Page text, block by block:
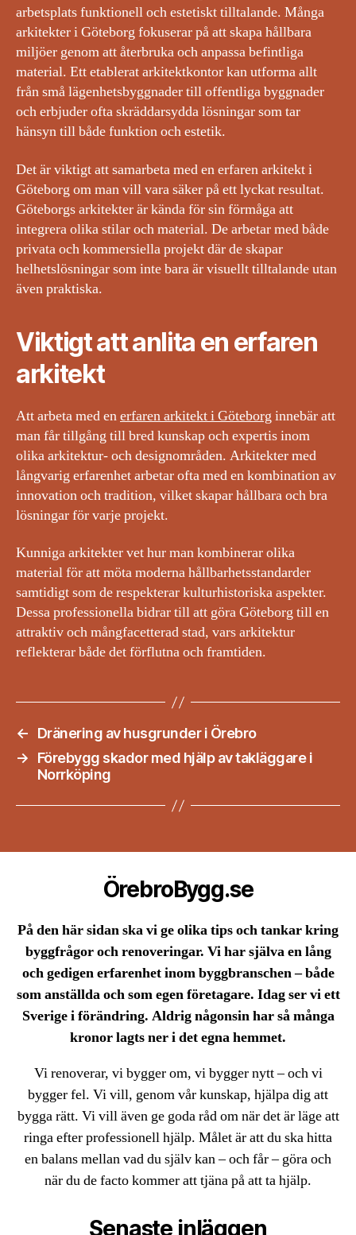
arbetsplats funktionell och estetiskt tilltalande. Många
arkitekter i Göteborg fokuserar på att skapa hållbara
miljöer genom att återbruka och anpassa befintliga
material. Ett etablerat arkitektkontor kan utforma allt
från små lägenhetsbyggnader till offentliga byggnader
och erbjuder ofta skräddarsydda lösningar som tar
hänsyn till både funktion och estetik.
Det är viktigt att samarbeta med en erfaren arkitekt i
Göteborg om man vill vara säker på ett lyckat resultat.
Göteborgs arkitekter är kända för sin förmåga att
integrera olika stilar och material. De arbetar med både
privata och kommersiella projekt där de skapar
helhetslösningar som inte bara är visuellt tilltalande utan
även praktiska.
Viktigt att anlita en erfaren
arkitekt
Att arbeta med enerfaren arkitekt i Göteborg innebär att
man får tillgång till bred kunskap och expertis inom
olika arkitektur- och designområden. Arkitekter med
långvarig erfarenhet arbetar ofta med en kombination av
innovation och tradition, vilket skapar hållbara och bra
lösningar för varje projekt.
Kunniga arkitekter vet hur man kombinerar olika
material för att möta moderna hållbarhetsstandarder
samtidigt som de respekterar kulturhistoriska aspekter.
Dessa professionella bidrar till att göra Göteborg till en
attraktiv och mångfacetterad stad, vars arkitektur
reflekterar både det förflutna och framtiden.
←
Dränering av husgrunder i Örebro
→
Förebygg skador med hjälp av takläggare i
Norrköping
ÖrebroBygg.se
På den här sidan ska vi ge olika tips och tankar kring
byggfrågor och renoveringar. Vi har själva en lång
och gedigen erfarenhet inom byggbranschen – både
som anställda och som egen företagare. Idag ser vi ett
Sverige i förändring. Aldrig någonsin har så många
kronor lagts ner i det egna hemmet.
Vi renoverar, vi bygger om, vi bygger nytt – och vi
bygger fel. Vi vill, genom vår kunskap, hjälpa dig att
bygga rätt. Vi vill även ge goda råd om när det är läge att
ringa efter professionell hjälp. Målet är att du ska hitta
en balans mellan vad du själv kan – och får – göra och
när du de facto kommer att tjäna på att ta hjälp.
Senaste inläggen